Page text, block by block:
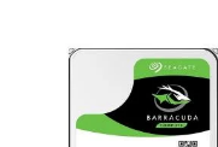
Software
Retelistica &
Printing